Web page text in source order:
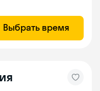
Выбрать время